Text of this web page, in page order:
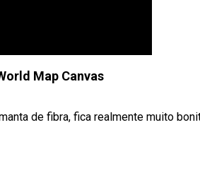
Map Canvas
de fibra, fica realmente muito